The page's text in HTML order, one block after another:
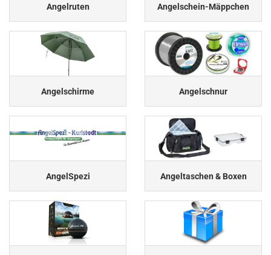
Angelruten Angelschein-Mäppchen
Angelschirme Angelschnur
AngelSpezi Angeltaschen & Boxen